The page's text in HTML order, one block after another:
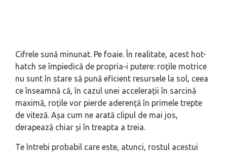
Cifrele sună minunat. Pe foaie. În realitate, acest hot-
hatch se împiedică de propria-i putere: roțile motrice
nu sunt în stare să pună eficient resursele la sol, ceea
ce înseamnă că, în cazul unei accelerații în sarcină
maximă, roțile vor pierde aderență în primele trepte
de viteză. Așa cum ne arată clipul de mai jos,
derapează chiar și în treapta a treia.
Te întrebi probabil care este, atunci, rostul acestui